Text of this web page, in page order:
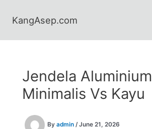
KangAsep.com
Jendela Aluminium
Minimalis Vs Kayu
By admin /June 21, 2026